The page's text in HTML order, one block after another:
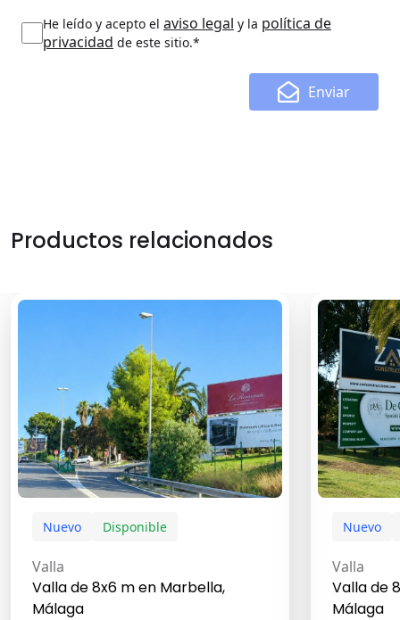
He leído y acepto el aviso legal y la política de
privacidad de este sitio.*
Enviar
Productos relacionados
Nuevo Disponible
Valla
Valla de 8x6 m en Marbella,
Málaga
Nuevo
Valla
Valla de
Málaga